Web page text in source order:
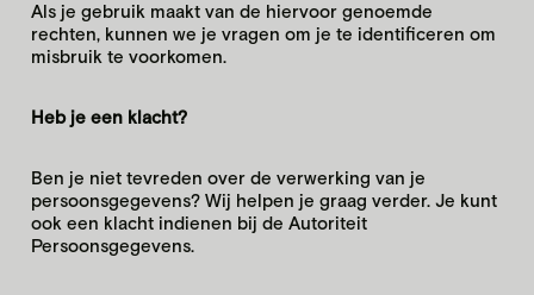
Als je gebruik maakt van de hiervoor genoemde
rechten, kunnen we je vragen om je te identificeren om
misbruik te voorkomen.
Heb je een klacht?
Ben je niet tevreden over de verwerking van je
persoonsgegevens? Wij helpen je graag verder. Je kunt
ook een klacht indienen bij de Autoriteit
Persoonsgegevens.